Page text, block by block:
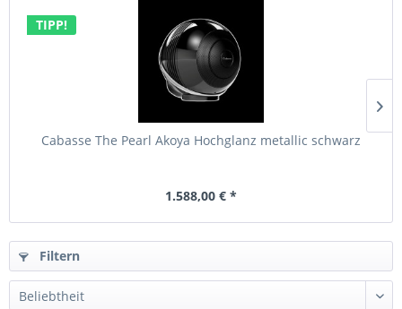
TIPP!
Cabasse The Pearl Akoya Hochglanz metallic schwarz
1.588,00 € *
Filtern